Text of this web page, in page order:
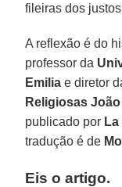
fileiras dos
A reflexão é do
professor da
Emilia e diretor
Religiosas João
publicado por
tradução é de
Eis o artigo.